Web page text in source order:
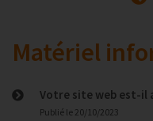
Matériel
Votre site web est-il
Publié le 20/10/2023